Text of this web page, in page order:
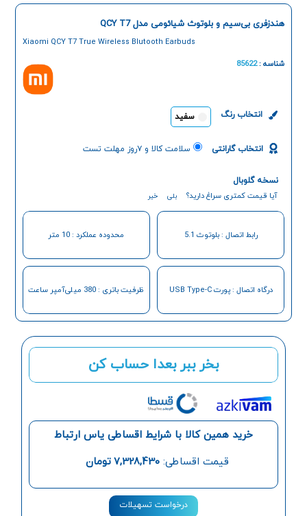
بخر ببر بعدا حساب کن
خرید همین کالا با شرایط اقساطی یاس ارتباط
قیمت اقساطی:7,328,430 تومان
درخواست تسهیلات
هندزفری بی‌سیم و بلوتوث شیائومی مدل QCY T7
Xiaomi QCY T7 True Wireless Blutooth Earbuds
شناسه :85622
انتخاب رنگ سفید
انتخاب گارانتی سلامت کالا و ۷روز مهلت تست
نسخه گلوبال
آیا قیمت کمتری سراغ دارید؟
بلی خیر
رابط اتصال : بلوتوث 5.1 محدوده عملکرد : 10 متر
درگاه اتصال : پورت USB Type-C ظرفیت باتری : 380 میلی‌آمپر ساعت